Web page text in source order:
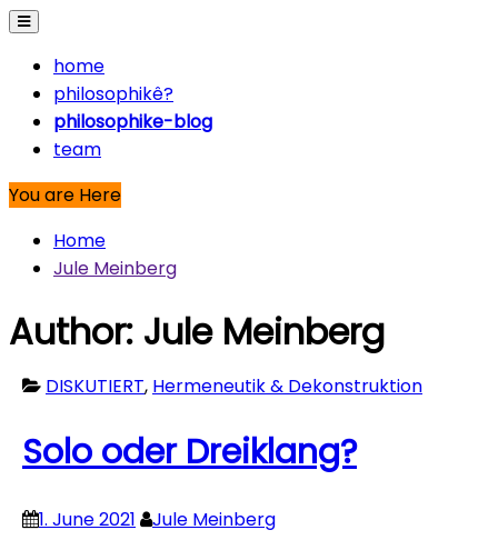
home
philosophikê?
philosophike-blog
team
You are Here
Home
Jule Meinberg
Author: Jule Meinberg
DISKUTIERT, Hermeneutik & Dekonstruktion
Solo oder Dreiklang?
1. June 2021
Jule Meinberg